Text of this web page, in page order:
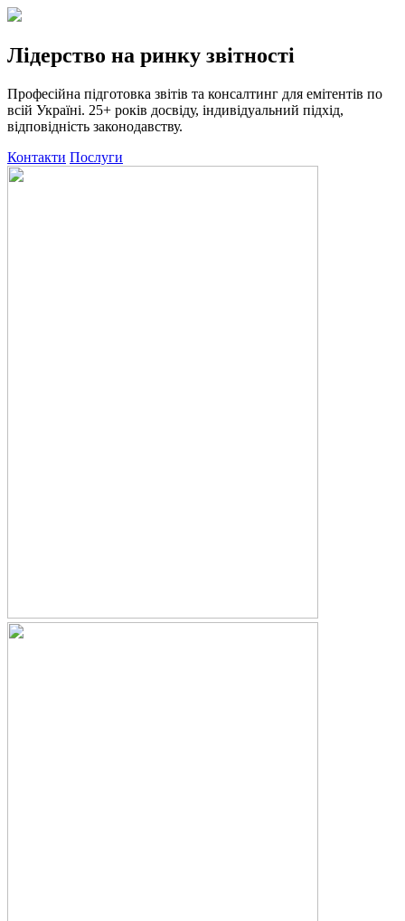
Лідерство на ринку звітності
Професійна підготовка звітів та консалтинг для емітентів по
всій Україні. 25+ років досвіду, індивідуальний підхід,
відповідність законодавству.
Контакти Послуги